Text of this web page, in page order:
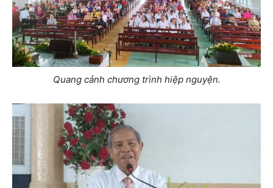
Quang cảnh chương trình hiệp nguyện.